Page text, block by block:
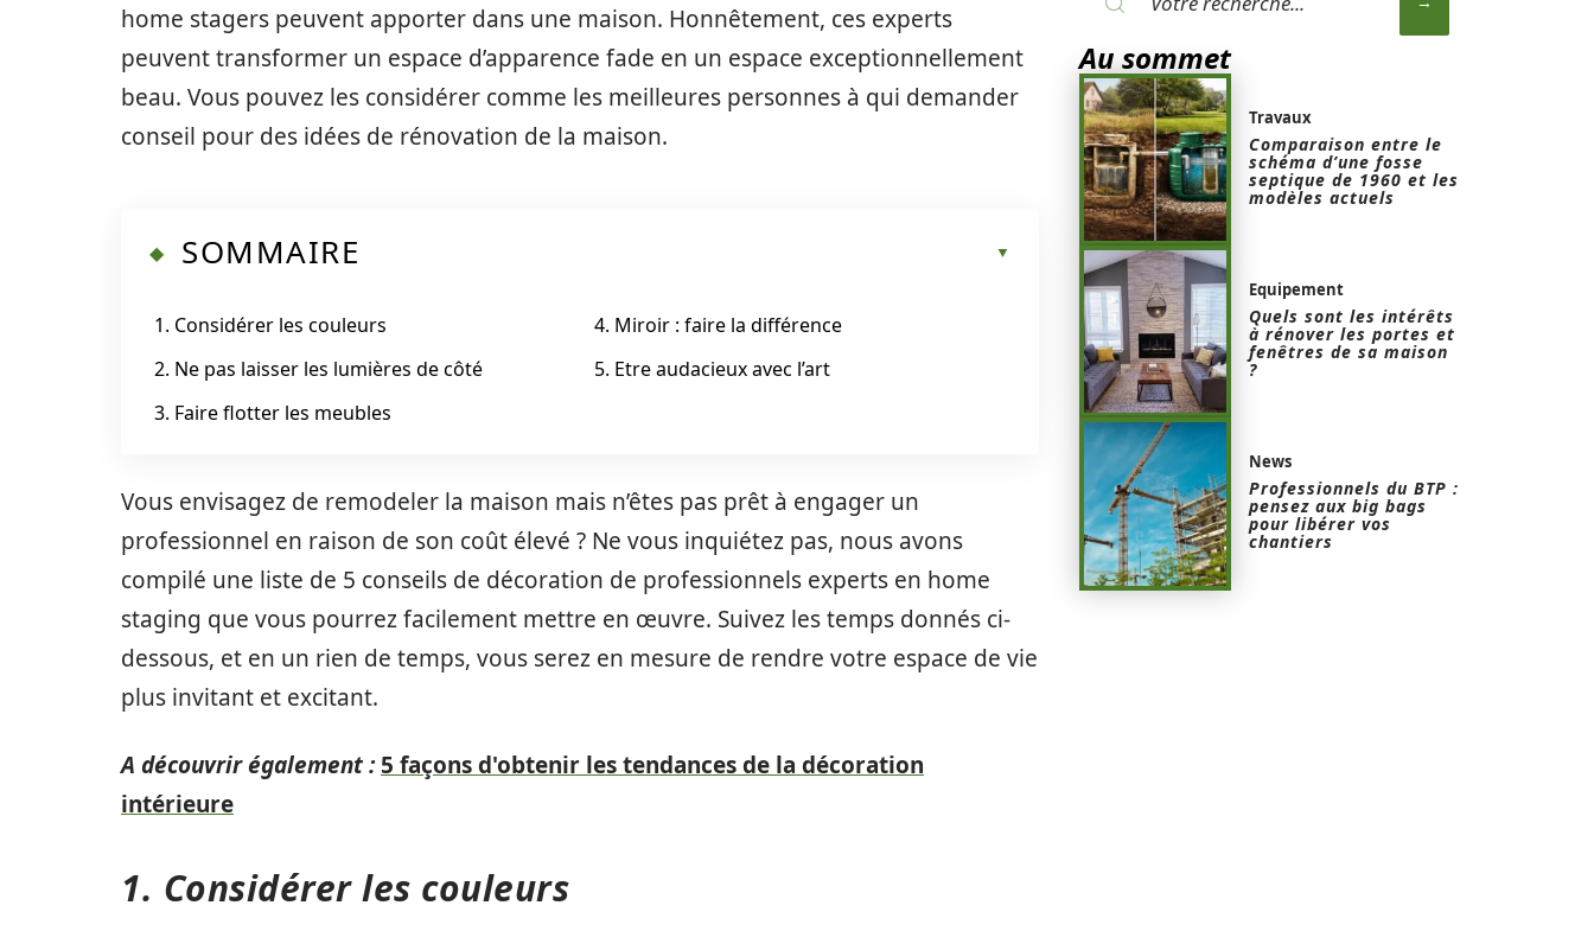
home stagers peuvent apporter dans une maison. Honnêtement, ces experts
peuvent transformer un espace d’apparence fade en un espace exceptionnellement
beau. Vous pouvez les considérer comme les meilleures personnes à qui demander
conseil pour des idées de rénovation de la maison.
SOMMAIRE
1. Considérer les couleurs
2. Ne pas laisser les lumières de côté
3. Faire flotter les meubles
4. Miroir : faire la différence
5. Etre audacieux avec l’art
Vous envisagez de remodeler la maison mais n’êtes pas prêt à engager un
professionnel en raison de son coût élevé ? Ne vous inquiétez pas, nous avons
compilé une liste de 5 conseils de décoration de professionnels experts en home
staging que vous pourrez facilement mettre en œuvre. Suivez les temps donnés ci-
dessous, et en un rien de temps, vous serez en mesure de rendre votre espace de vie
plus invitant et excitant.
A découvrir également : 5 façons d'obtenir les tendances de la décoration
intérieure
1. Considérer les couleurs
Au sommet
Travaux
Comparaison entre le
schéma d’une fosse
septique de 1960 et les
modèles actuels
Equipement
Quels sont les intérêts
à rénover les portes et
fenêtres de sa maison
?
News
Professionnels du BTP :
pensez aux big bags
pour libérer vos
chantiers